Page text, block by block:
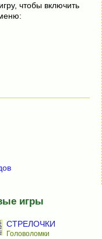
чтoбы включить
игры
СТРЕЛОЧКИ
Головоломки